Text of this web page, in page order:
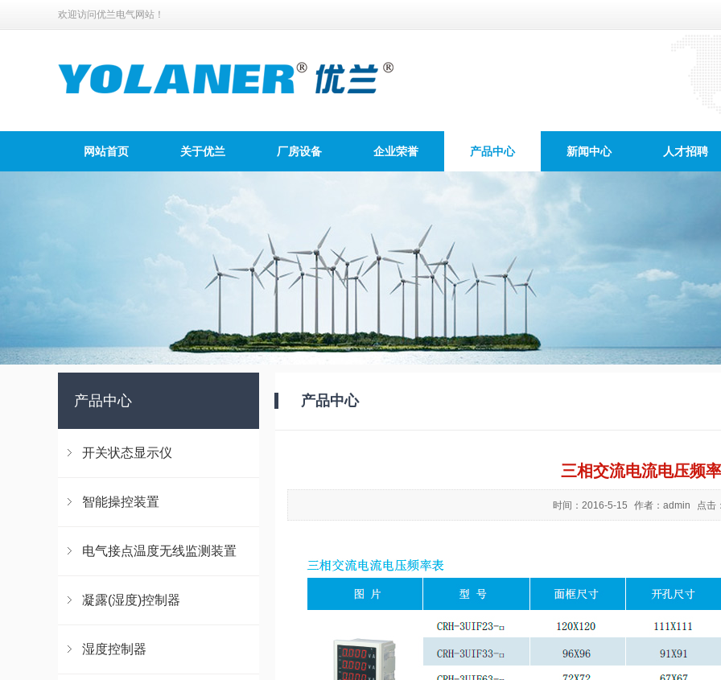
欢迎访问优兰电气网站！
网站首页 关于优兰 厂房设备 企业荣誉 产品中心 新闻中心 人才招聘
产品中心
开关状态显示仪
智能操控装置
电气接点温度无线监测装置
凝露(湿度)控制器
湿度控制器
产品中心
三相交流电流电压频
时间： 2016-5-15 作者： admin 点击